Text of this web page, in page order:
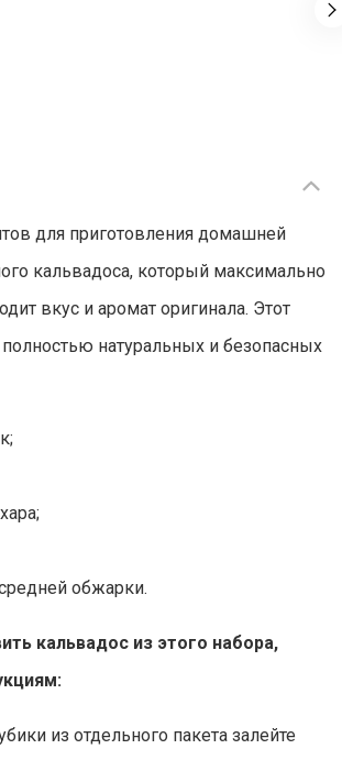
для приготовления домашней
кальвадоса, который максимально
вкус и аромат оригинала. Этот
полностью натуральных и безопасных
обжарки.
кальвадос из этого набора,
из отдельного пакета залейте